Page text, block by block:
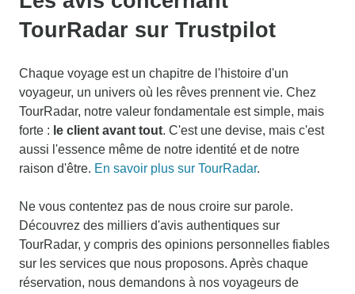
TourRadar sur Trustpilot
Chaque voyage est un chapitre de l'histoire d'un
voyageur, un univers où les rêves prennent vie. Chez
TourRadar, notre valeur fondamentale est simple, mais
forte : le client avant tout. C'est une devise, mais c'est
aussi l'essence même de notre identité et de notre
raison d'être. En savoir plus sur TourRadar.
Ne vous contentez pas de nous croire sur parole.
Découvrez des milliers d'avis authentiques sur
TourRadar, y compris des opinions personnelles fiables
sur les services que nous proposons. Après chaque
réservation, nous demandons à nos voyageurs de